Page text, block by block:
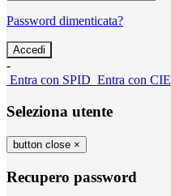
Password dimenticata?
-
Entra con SPID Entra con CIE
Seleziona utente
button close ×
Recupero password